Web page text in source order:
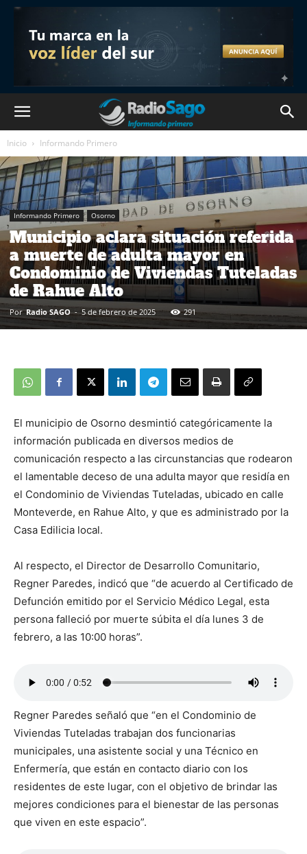
Inicio Informando Primero
Informando Primero Osorno
Municipio aclara situación referida
a muerte de adulta mayor en
Condominio de Viviendas Tuteladas
de Rahue Alto
Por Radio SAGO - 5 de febrero de 2025 291
El municipio de Osorno desmintió categóricamente la
información publicada en diversos medios de
comunicación respecto a las circunstancias que rodearon
el lamentable deceso de una adulta mayor que residía en
el Condominio de Viviendas Tuteladas, ubicado en calle
Monteverde, en Rahue Alto, y que es administrado por la
Casa Edilicia local.
Al respecto, el Director de Desarrollo Comunitario,
Regner Paredes, indicó que “de acuerdo al Certificado de
Defunción emitido por el Servicio Médico Legal, esta
persona falleció por muerte súbita el día lunes 3 de
febrero, a las 10:00 horas”.
Regner Paredes señaló que “en el Condominio de
Viviendas Tuteladas trabajan dos funcionarias
municipales, una asistente social y una Técnico en
Enfermería, que están en contacto diario con los
residentes de este lugar, con el objetivo de brindar las
mejores condiciones para el bienestar de las personas
que viven en este espacio”.